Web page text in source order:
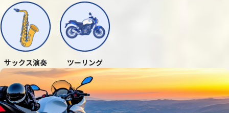
サックス演奏 ツーリング